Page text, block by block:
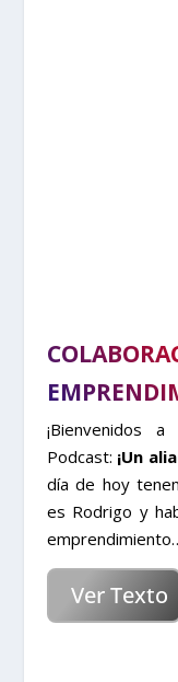
¡Bienvenidos
Podcast: ¡Un
día de hoy
es Rodrigo y
Ver Texto